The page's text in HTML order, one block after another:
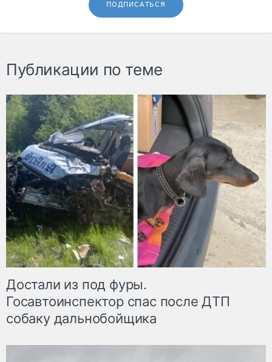
ПОДПИСАТЬСЯ
Публикации по теме
Достали из под фуры.
Госавтоинспектор спас после ДТП
собаку дальнобойщика